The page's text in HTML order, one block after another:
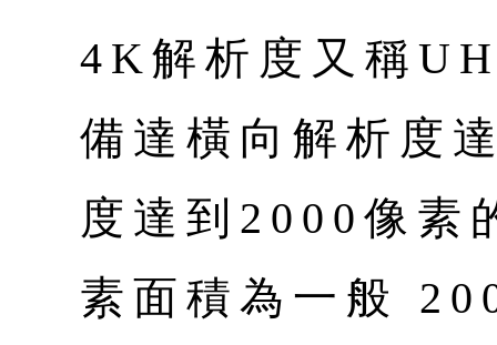
4K解析度又稱
備達橫向解析度
度達到2000像素
素面積為一般